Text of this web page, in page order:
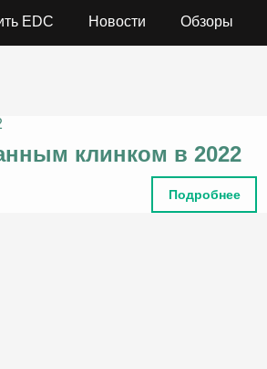
EDC Новости Обзоры
клинком в 2022
Подробнее